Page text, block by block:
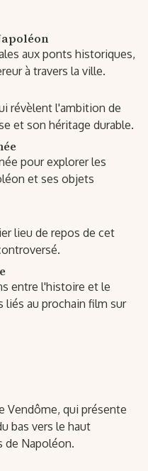
aux ponts historiques,
à travers la ville.
révèlent l'ambition de
et son héritage durable.
pour explorer les
et ses objets
lieu de repos de cet
entre l'histoire et le
liés au prochain film sur
Vendôme, qui présente
bas vers le haut
de Napoléon.